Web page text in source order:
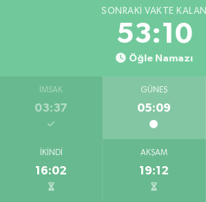
SONRAKI VAKTE KALAN
53:09
Öğle Namazı
İMSAK
03:37
GÜNEŞ
05:09
İKINDI
16:02
AKŞAM
19:12